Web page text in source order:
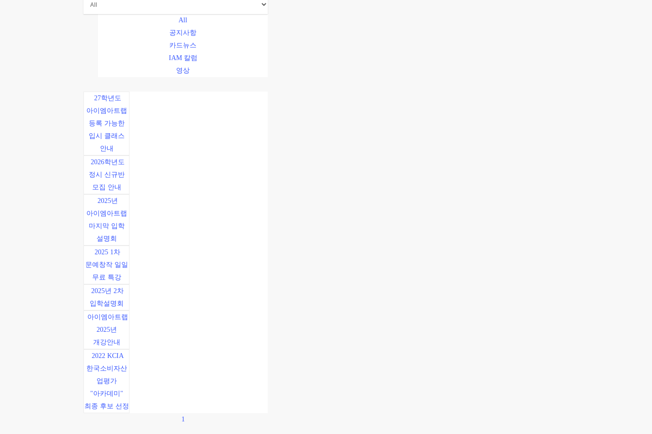
All
공지사항
카드뉴스
IAM 칼럼
영상
27학년도
아이엠아트랩
등록 가능한
입시 클래스
안내
2026학년도
정시 신규반
모집 안내
2025년
아이엠아트랩
마지막 입학
설명회
2025 1차
문예창작 일일
무료 특강
2025년 2차
입학설명회
아이엠아트랩
2025년
개강안내
2022 KCIA
한국소비자산
업평가
"아카데미"
최종 후보 선정
1